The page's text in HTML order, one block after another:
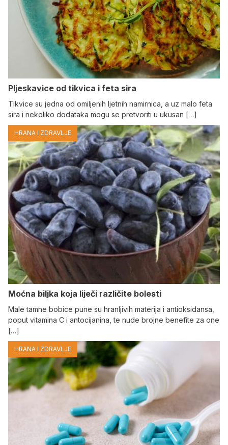
Pljeskavice od tikvica i feta sira
Tikvice su jedna od omiljenih ljetnih namirnica, a uz malo feta
sira i nekoliko dodataka mogu se pretvoriti u ukusan […]
HRANA I ZDRAVLJE
Moćna biljka koja liječi različite bolesti
Male tamne bobice pune su hranljivih materija i antioksidansa,
poput vitamina C i antocijanina, te nude brojne benefite za one
[…]
HRANA I ZDRAVLJE